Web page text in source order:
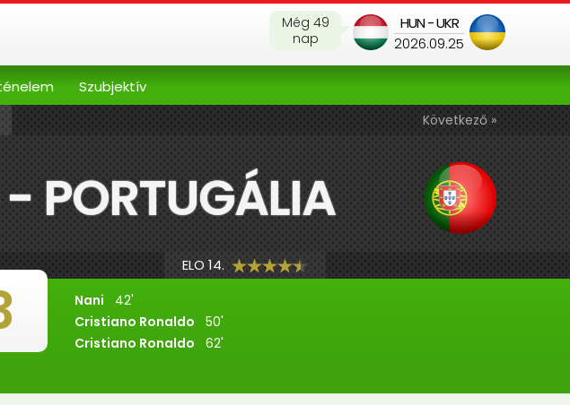
HUN - UKR
2026.09.25
Még 49
nap
Szubjektív
Következő »
PORTUGÁLIA
ELO 14.
Nani 42'
Cristiano Ronaldo 50'
Cristiano Ronaldo 62'